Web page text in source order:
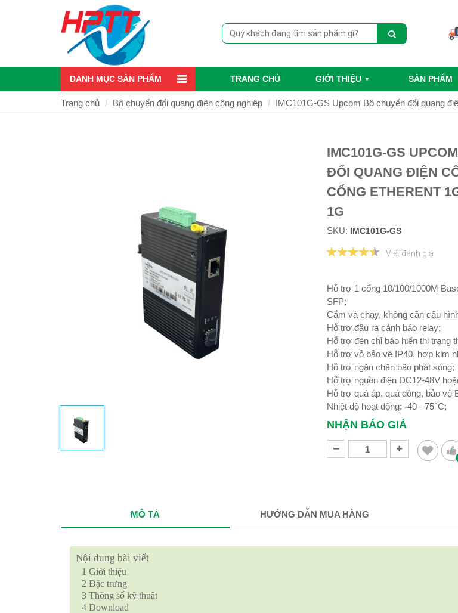
DANH MỤC SẢN PHẨM TRANG CHỦ GIỚI THIỆU SẢN PHẨM
Trang chủ Bộ chuyển đổi quang điện công nghiệp IMC101G-GS Upcom Bộ chuyển đổi quang
IMC101G-GS
ĐỔI QUANG ĐIỆN
CỔNG ETHERENT
1G
SKU: IMC101G-GS
Viết đánh giá
Hỗ trợ 1 cổng 10/100/1000M
SFP;
Cắm và chạy, không cần cấu
Hỗ trợ đầu ra cảnh báo relay;
Hỗ trợ đèn chỉ báo hiển thị trạng
Hỗ trợ vỏ bảo vệ IP40, hợp kim
Hỗ trợ ngăn chặn bão phát sóng;
Hỗ trợ nguồn điện DC12-48V
Hỗ trợ quá áp, quá dòng, bảo vệ
Nhiệt độ hoạt động: -40 - 75°C;
NHẬN BÁO GIÁ
MÔ TẢ HƯỚNG DẪN MUA HÀNG
Nội dung bài viết
1 Giới thiệu
2 Đặc trưng
3 Thông số kỹ thuật
4 Download